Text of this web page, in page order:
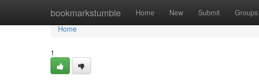
bookmarkstumble Home New Submit Groups
Home
Home
1